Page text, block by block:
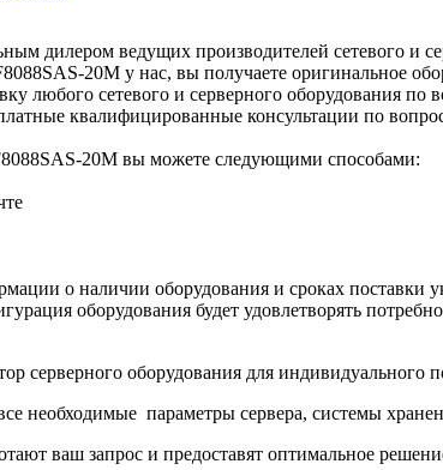
дилером ведущих производителей сетевого и
20M у нас, вы получаете оригинальное
любого сетевого и серверного оборудования по
квалифицированные консультации по
20M вы можете следующими способами:
о наличии оборудования и сроках поставки
оборудования будет удовлетворять
серверного оборудования для индивидуального
необходимые параметры сервера, системы
ваш запрос и предоставят оптимальное